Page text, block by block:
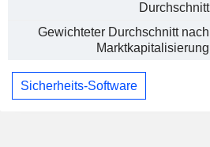
Durchschnitt
Gewichteter Durchschnitt nach
Marktkapitalisierung
Sicherheits-Software